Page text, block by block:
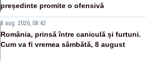
președinte promite o ofensivă
8 aug. 2026, 08:42
România, prinsă între caniculă și furtuni.
Cum va fi vremea sâmbătă, 8 august